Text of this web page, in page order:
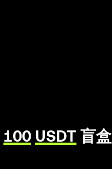
100 USDT 盲盒